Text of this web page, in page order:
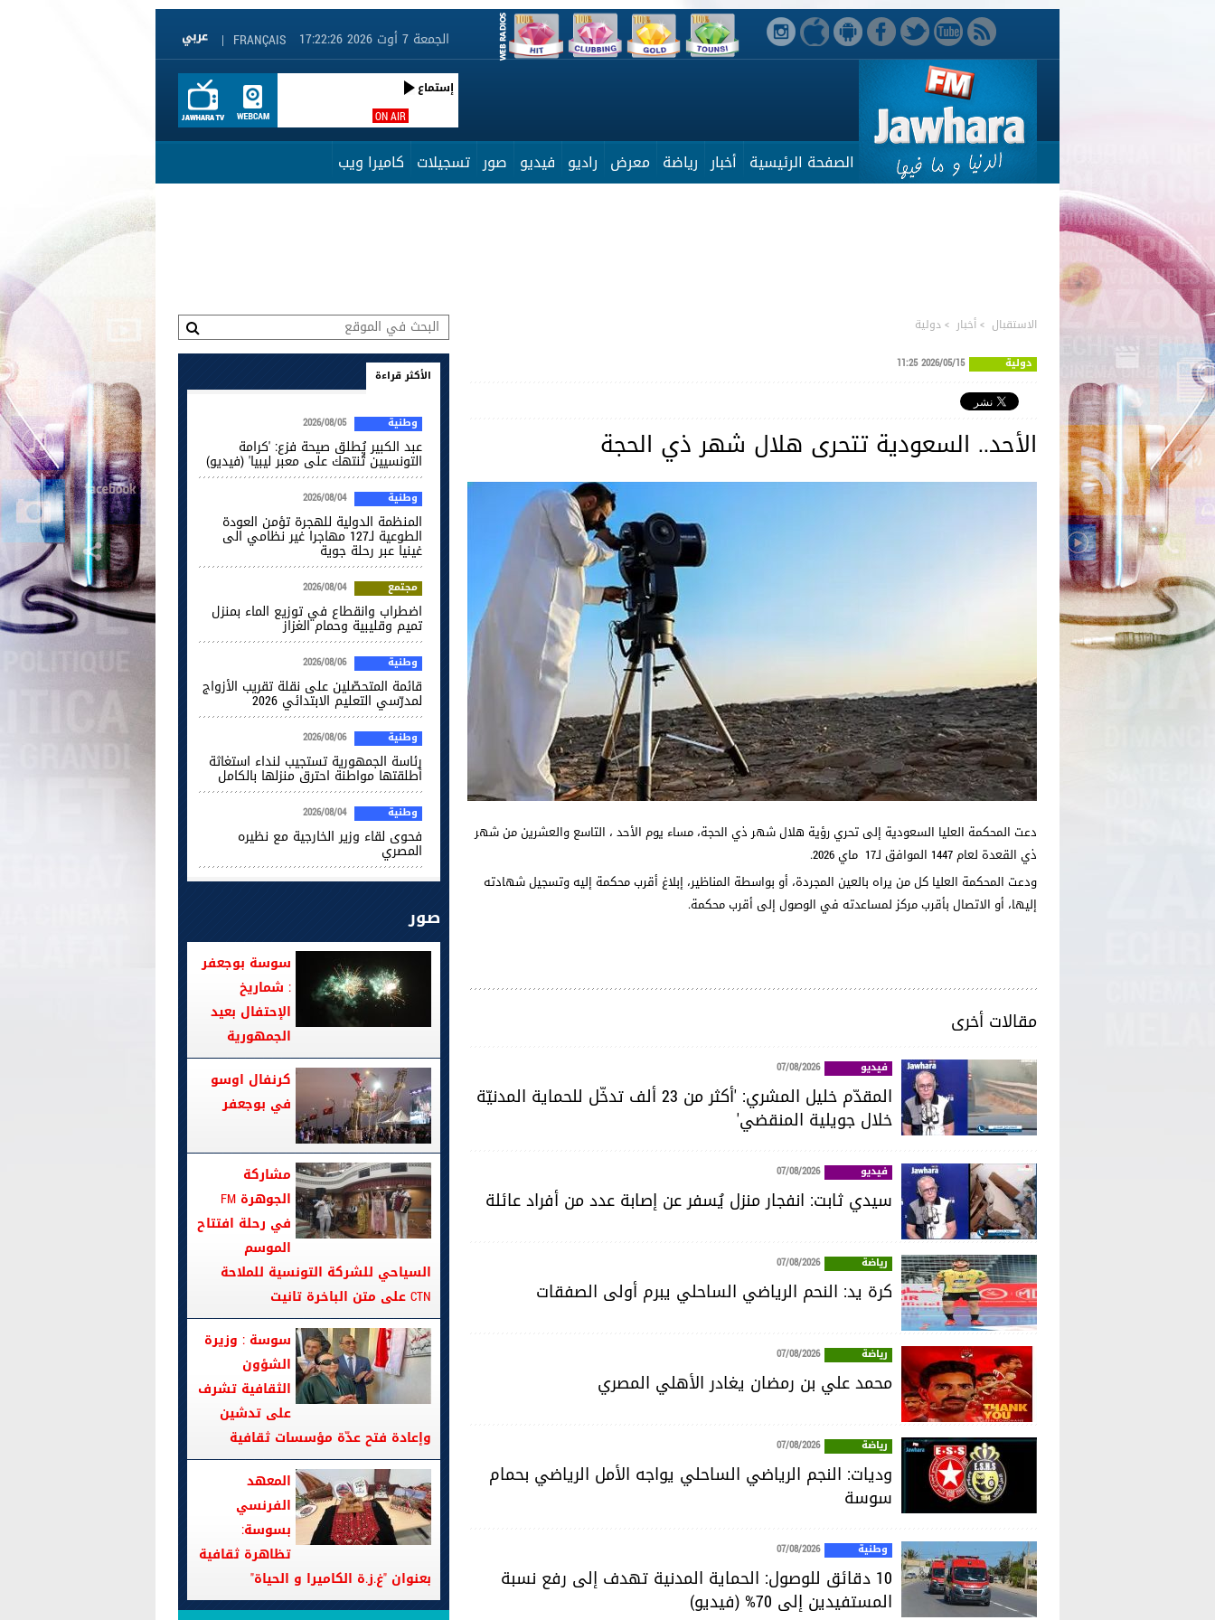
FRANÇAIS
| الجمعة 7 أوت 2026 17:22:26
ON AIR
إستماع
الصفحة الرئيسية أخبار رياضة معرض راديو فيديو صور تسجيلات كاميرا ويب
الاستقبال >أخبار >دولية
دولية 2026/05/15 11:25
الأحد.. السعودية تتحرى هلال شهر ذي الحجة
دعت المحكمة العليا السعودية إلى تحري رؤية هلال شهر ذي الحجة، مساء يوم الأحد ، التاسع والعشرين من شهر
ذي القعدة لعام 1447
الموافق لـ17 ماي 2026.
ودعت المحكمة العليا كل من يراه بالعين المجردة، أو بواسطة المناظير، إبلاغ أقرب محكمة إليه وتسجيل شهادته
إليها، أو الاتصال بأقرب مركز لمساعدته في الوصول إلى أقرب محكمة.
مقالات أخرى
فيديو 07/08/2026
المقدّم خليل المشري: 'أكثر من 23 ألف تدخّل للحماية المدنيّة
خلال جويلية المنقضي'
فيديو 07/08/2026
سيدي ثابت: انفجار منزل يُسفر عن إصابة عدد من أفراد عائلة
رياضة 07/08/2026
كرة يد: النحم الرياضي الساحلي يبرم أولى الصفقات
رياضة 07/08/2026
محمد علي بن رمضان يغادر الأهلي المصري
رياضة 07/08/2026
وديات: النجم الرياضي الساحلي يواجه الأمل الرياضي بحمام
سوسة
وطنية 07/08/2026
10 دقائق للوصول: الحماية المدنية تهدف إلى رفع نسبة
المستفيدين إلى 70% (فيديو)
الأكثر قراءة
وطنية 2026/08/05
عبد الكبير يُطلق صيحة فزع: 'كرامة
التونسيين تُنتهك على معبر ليبيا' (فيديو)
وطنية 2026/08/04
المنظمة الدولية للهجرة تؤمن العودة
الطوعية لـ127 مهاجرا غير نظامي الى
غينيا عبر رحلة جوية
مجتمع 2026/08/04
اضطراب وانقطاع في توزيع الماء بمنزل
تميم وقليبية وحمام الغزاز
وطنية 2026/08/06
قائمة المتحصّلين على نقلة تقريب الأزواج
لمدرّسي التعليم الابتدائي 2026
وطنية 2026/08/06
رئاسة الجمهورية تستجيب لنداء استغاثة
أطلقتها مواطنة احترق منزلها بالكامل
وطنية 2026/08/04
فحوى لقاء وزير الخارجية مع نظيره
المصري
صور
سوسة بوجعفر
: شماريخ
الإحتفال بعيد
الجمهورية
كرنفال اوسو
في بوجعفر
مشاركة
الجوهرة FM
في رحلة افتتاح
الموسم
السياحي للشركة التونسية للملاحة
CTN على متن الباخرة تانيت
سوسة : وزيرة
الشؤون
الثقافية تشرف
على تدشين
وإعادة فتح عدّة مؤسسات ثقافية
المعهد
الفرنسي
بسوسة:
تظاهرة ثقافية
بعنوان "غ.ز.ة الكاميرا و الحياة"